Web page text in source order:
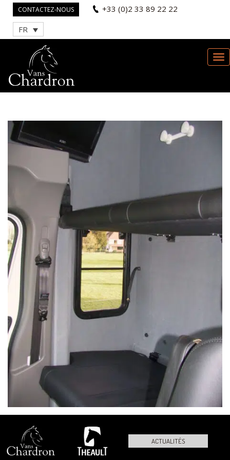
CONTACTEZ-NOUS +33 (0)2 33 89 22 22
FR
ACTUALITÉS